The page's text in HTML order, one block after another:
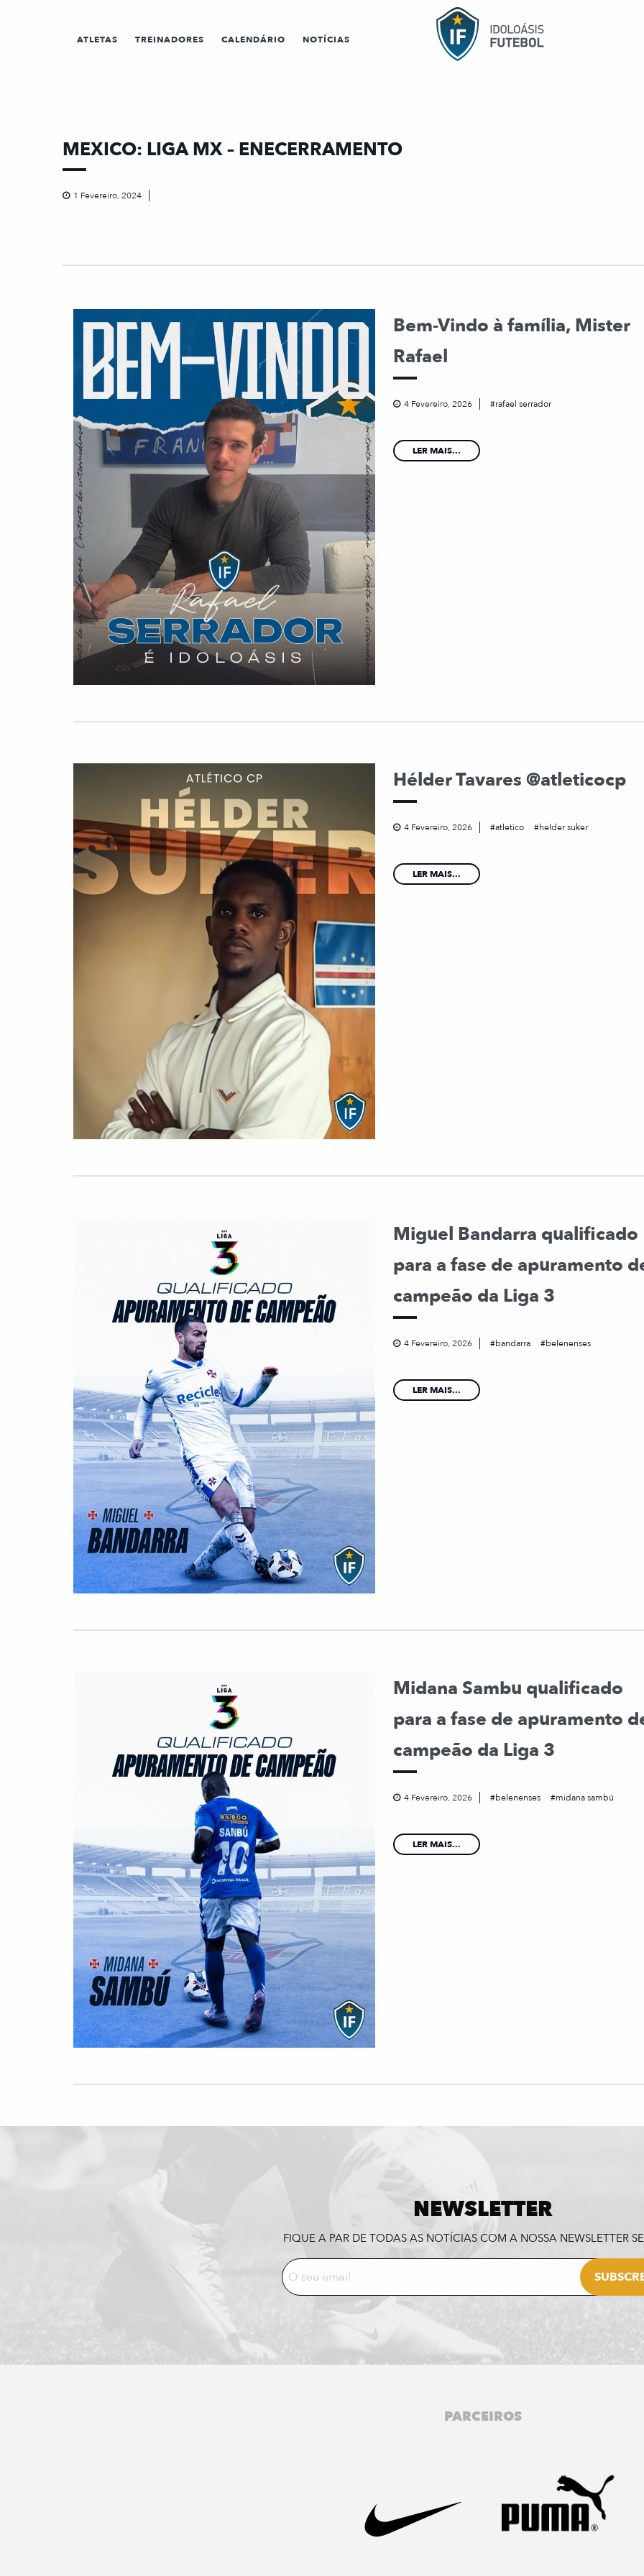
ATLETAS TREINADORES CALENDÁRIO NOTÍCIAS
MEXICO: LIGA MX – ENECERRAMENTO
1 Fevereiro, 2024
Bem-Vindo à família, Mister
Rafael
4 Fevereiro, 2026 rafael serrador
LER MAIS...
Hélder Tavares @atleticocp
4 Fevereiro, 2026 atletico helder suker
LER MAIS...
Miguel Bandarra qualificado
para a fase de apuramento
campeão da Liga 3
4 Fevereiro, 2026 bandarra belenenses
LER MAIS...
Midana Sambu qualificado
para a fase de apuramento
campeão da Liga 3
4 Fevereiro, 2026 belenenses midana sambú
LER MAIS...
NEWSLETTER
FIQUE A PAR DE TODAS AS NOTÍCIAS COM A NOSSA NEWSLETTER
PARCEIROS